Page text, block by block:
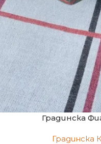
Градинска
Градинска